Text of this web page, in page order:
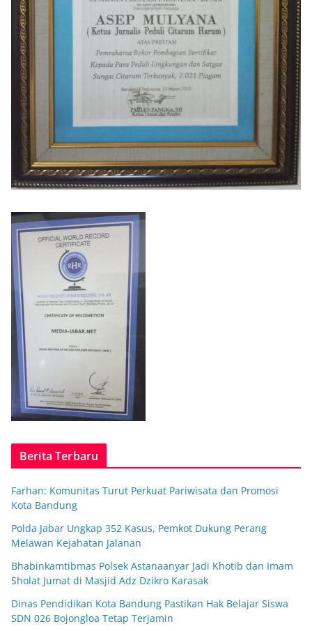
Berita Terbaru
Farhan: Komunitas Turut Perkuat Pariwisata dan Promosi
Kota Bandung
Polda Jabar Ungkap 352 Kasus, Pemkot Dukung Perang
Melawan Kejahatan Jalanan
Bhabinkamtibmas Polsek Astanaanyar Jadi Khotib dan Imam
Sholat Jumat di Masjid Adz Dzikro Karasak
Dinas Pendidikan Kota Bandung Pastikan Hak Belajar Siswa
SDN 026 Bojongloa Tetap Terjamin